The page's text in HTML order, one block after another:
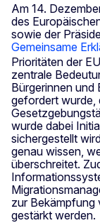
Am 14.
des
sowie der
Gemeinsame
Prioritäten der
zentrale
Bürgerinnen und
gefordert wurde,
wurde dabei
sichergestellt
genau wissen,
überschreitet.
zur Bekämpfung
gestärkt werden.